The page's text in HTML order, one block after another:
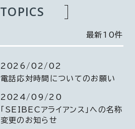
TOPICS
最新10件
2026/02/02
電話応対時間についてのお願い
2024/09/20
「SEIBECアライアンス」への名称
変更のお知らせ